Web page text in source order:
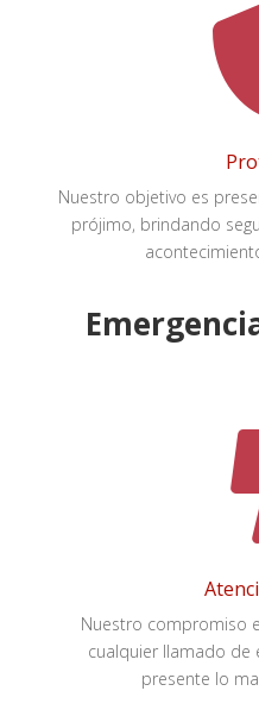
Nuestro objetivo es
prójimo, brindando
Nuestro compromiso
cualquier llamado de
presente lo